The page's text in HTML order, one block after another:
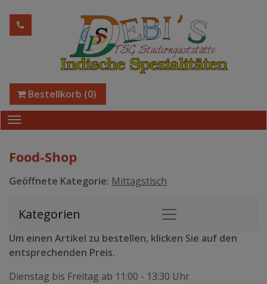
Bestellkorb (0)
Food-Shop
Geöffnete Kategorie: Mittagstisch
Kategorien
Um einen Artikel zu bestellen, klicken Sie auf den
entsprechenden Preis.
Dienstag bis Freitag ab 11:00 - 13:30 Uhr